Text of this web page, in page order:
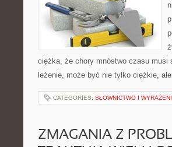
ciężka, że chory mnóstwo czasu musi
leżenie, może być nie tylko ciężkie,
CATEGORIES: SŁOWNICTWO I
ZMAGANIA Z